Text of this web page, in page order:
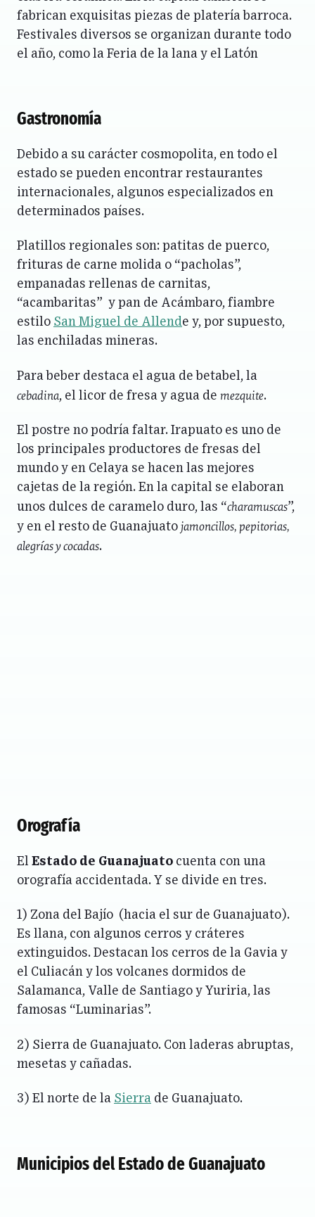
fabrican exquisitas piezas de platería barroca.
Festivales diversos se organizan durante todo
el año, como la Feria de la lana y el Latón
Gastronomía
Debido a su carácter cosmopolita, en todo el
estado se pueden encontrar restaurantes
internacionales, algunos especializados en
determinados países.
Platillos regionales son: patitas de puerco,
frituras de carne molida o “pacholas”,
empanadas rellenas de carnitas,
“acambaritas” y pan de Acámbaro, fiambre
estilo San Miguel de Allende y, por supuesto,
las enchiladas mineras.
Para beber destaca el agua de betabel, la
cebadina, el licor de fresa y agua de mezquite.
El postre no podría faltar. Irapuato es uno de
los principales productores de fresas del
mundo y en Celaya se hacen las mejores
cajetas de la región. En la capital se elaboran
unos dulces de caramelo duro, las “charamuscas”,
y en el resto de Guanajuato jamoncillos, pepitorias,
alegrías y cocadas.
Orografía
El Estado de Guanajuato cuenta con una
orografía accidentada. Y se divide en tres.
1) Zona del Bajío (hacia el sur de Guanajuato).
Es llana, con algunos cerros y cráteres
extinguidos. Destacan los cerros de la Gavia y
el Culiacán y los volcanes dormidos de
Salamanca, Valle de Santiago y Yuriria, las
famosas “Luminarias”.
2) Sierra de Guanajuato. Con laderas abruptas,
mesetas y cañadas.
3) El norte de la Sierra de Guanajuato.
Municipios del Estado de Guanajuato